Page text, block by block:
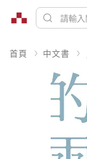
首頁 中文書